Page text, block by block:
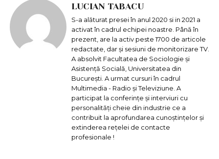
LUCIAN TABACU
S-a alăturat presei în anul 2020 si in 2021 a
activat în cadrul echipei noastre. Până în
prezent, are la activ peste 1700 de articole
redactate, dar și sesiuni de monitorizare TV.
A absolvit Facultatea de Sociologie și
Asistență Socială, Universitatea din
București. A urmat cursuri în cadrul
Multimedia - Radio și Televiziune. A
participat la conferințe și interviuri cu
personalități cheie din industrie ce a
contribuit la aprofundarea cunoștințelor și
extinderea rețelei de contacte
profesionale !